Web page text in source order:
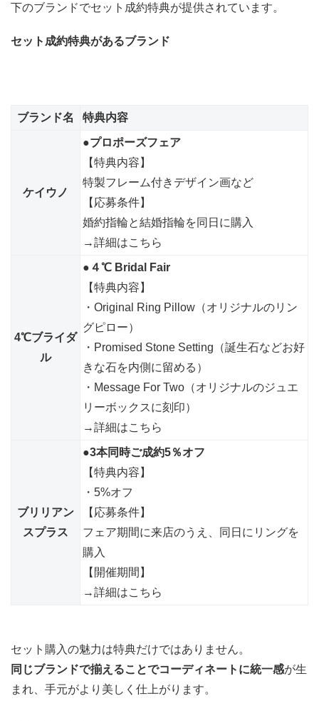
下のブランドでセット成約特典が提供されています。
セット成約特典があるブランド
ブランド名 特典内容
ケイウノ
●プロポーズフェア
【特典内容】
特製フレーム付きデザイン画など
【応募条件】
婚約指輪と結婚指輪を同日に購入
→詳細はこちら
4℃ブライダ
ル
●４℃ Bridal Fair
【特典内容】
・Original Ring Pillow（オリジナルのリン
グピロー）
・Promised Stone Setting（誕生石などお好
きな石を内側に留める）
・Message For Two（オリジナルのジュエ
リーボックスに刻印）
→詳細はこちら
ブリリアン
スプラス
●3本同時ご成約5％オフ
【特典内容】
・5%オフ
【応募条件】
フェア期間に来店のうえ、同日にリングを
購入
【開催期間】
→詳細はこちら
セット購入の魅力は特典だけではありません。
同じブランドで揃えることでコーディネートに統一感が生
まれ、手元がより美しく仕上がります。